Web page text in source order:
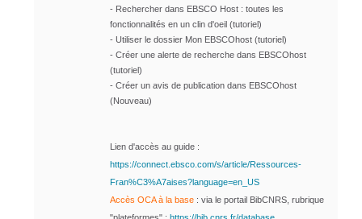
- Rechercher dans EBSCO Host : toutes les
fonctionnalités en un clin d'oeil (tutoriel)
- Utiliser le dossier Mon EBSCOhost (tutoriel)
- Créer une alerte de recherche dans EBSCOhost
(tutoriel)
- Créer un avis de publication dans EBSCOhost
(Nouveau)
Lien d'accès au guide :
https://connect.ebsco.com/s/article/Ressources-
Fran%C3%A7aises?language=en_US
Accès OCA à la base : via le portail BibCNRS, rubrique